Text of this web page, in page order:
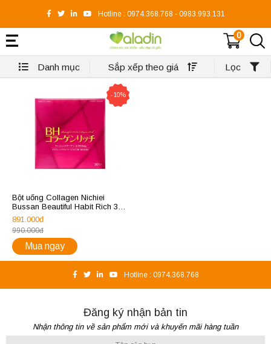
Hotline : 0974.368.768 - 0983.993.131
0
Danh mục Sắp xếp theo giá Lọc
-10%
Bột uống Collagen Nichiei
Bussan Beautiful Habit Rich 30
gói
891.000đ
990.000đ
Mua ngay
Hotline : 0974.368.768
Đăng ký nhận bản tin
Nhận thông tin về sản phẩm mới và khuyến mãi hàng tuần